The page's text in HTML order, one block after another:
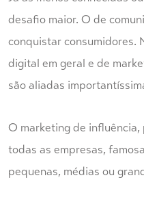
desafio maior. O de
conquistar consumidores.
digital em geral e de
são aliadas
O marketing de
todas as empresas,
pequenas, médias ou